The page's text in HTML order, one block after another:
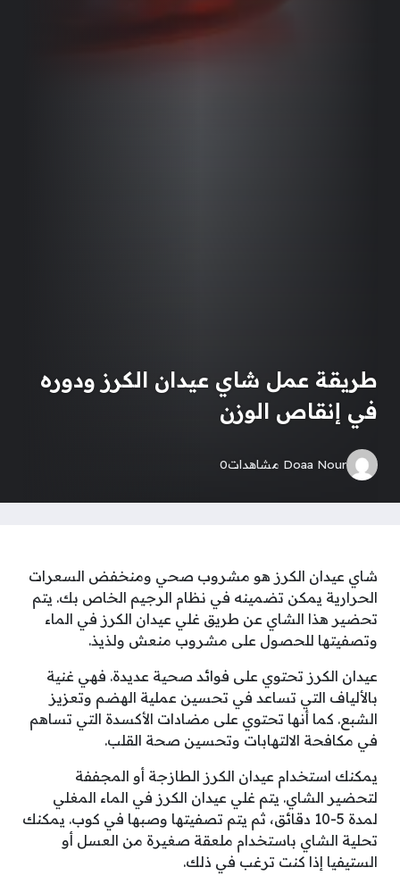
طريقة عمل شاي عيدان الكرز ودوره
في إنقاص الوزن
Doaa Nour مشاهدات0
شاي عيدان الكرز هو مشروب صحي ومنخفض السعرات
الحرارية يمكن تضمينه في نظام الرجيم الخاص بك. يتم
تحضير هذا الشاي عن طريق غلي عيدان الكرز في الماء
وتصفيتها للحصول على مشروب منعش ولذيذ.
عيدان الكرز تحتوي على فوائد صحية عديدة. فهي غنية
بالألياف التي تساعد في تحسين عملية الهضم وتعزيز
الشبع. كما أنها تحتوي على مضادات الأكسدة التي تساهم
في مكافحة الالتهابات وتحسين صحة القلب.
يمكنك استخدام عيدان الكرز الطازجة أو المجففة
لتحضير الشاي. يتم غلي عيدان الكرز في الماء المغلي
لمدة 5-10 دقائق، ثم يتم تصفيتها وصبها في كوب. يمكنك
تحلية الشاي باستخدام ملعقة صغيرة من العسل أو
الستيفيا إذا كنت ترغب في ذلك.